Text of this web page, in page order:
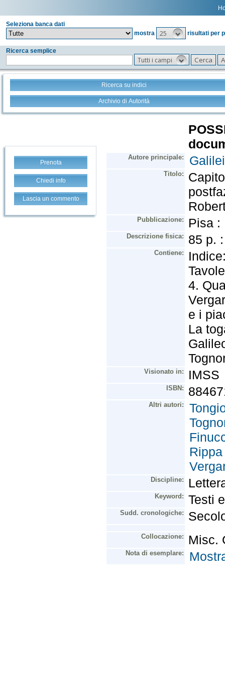
Seleziona banca dati
mostra
25 risultati per
Ricerca semplice
Tutti i campi
Ricerca su indici
Archivio di Autorità
Prenota
Chiedi info
Lascia un commento